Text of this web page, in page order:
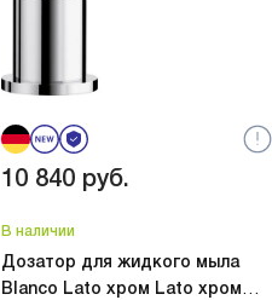
10 840 руб.
В наличии
Дозатор для жидкого мыла
Blanco Lato хром Lato хром